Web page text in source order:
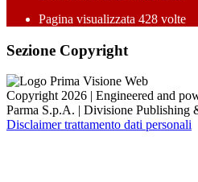
Pagina visualizzata 428 volte
Sezione Copyright
Copyright 2026 | Engineered and
Parma S.p.A. | Divisione Publishing
Disclaimer trattamento dati personali